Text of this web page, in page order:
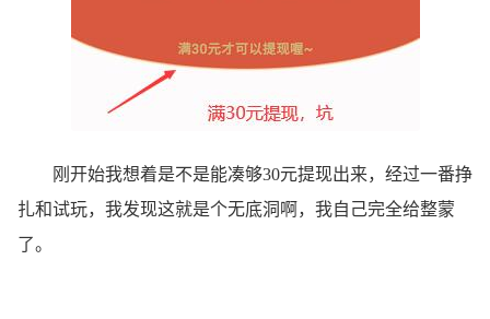
刚开始我想着是不是能凑够30元提现出来，经过一番挣
扎和试玩，我发现这就是个无底洞啊，我自己完全给整蒙
了。